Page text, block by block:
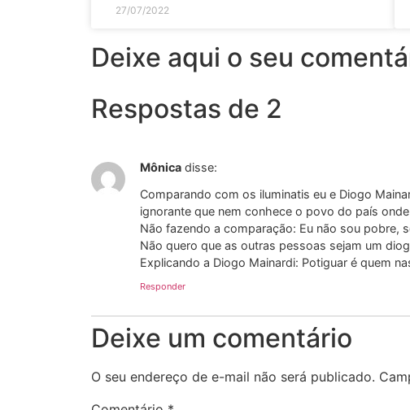
27/07/2022
Deixe aqui o seu
Respostas de 2
Mônica disse:
Comparando com os iluminatis eu e Diogo
ignorante que nem conhece o povo do país
Não fazendo a comparação: Eu não sou pobre,
Não quero que as outras pessoas sejam um
Explicando a Diogo Mainardi: Potiguar é quem
Responder
Deixe um comentário
O seu endereço de e-mail não será publicado.